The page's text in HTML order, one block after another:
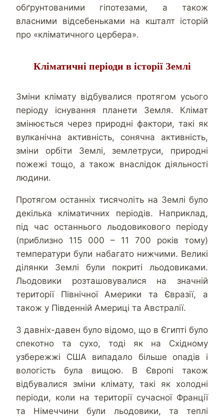
обґрунтованими гіпотезами, а також
власними відсебеньками на кшталт історій
про «кліматичного цербера».
Кліматичні періоди в історії Землі
Зміни клімату відбувалися протягом усього
періоду існування планети Земля. Клімат
змінюється через природні фактори, такі як
вулканічна активність, сонячна активність,
зміни орбіти Землі, землетруси, природні
пожежі тощо, а також внаслідок діяльності
людини.
Протягом останніх тисячоліть на Землі було
декілька кліматичних періодів. Наприклад,
під час останнього льодовикового періоду
(приблизно 115 000 – 11 700 років тому)
температури були набагато нижчими. Великі
ділянки Землі були покриті льодовиками.
Льодовики розташовувалися на значній
території Північної Америки та Євразії, а
також у Південній Америці та Австралії.
З давніх-давен було відомо, що в Єгипті було
спекотно та сухо, тоді як на Східному
узбережжі США випадало більше опадів і
вологість була вищою. В Європі також
відбувалися зміни клімату, такі як холодні
періоди, коли на території сучасної Франції
та Німеччини були льодовики, та теплі